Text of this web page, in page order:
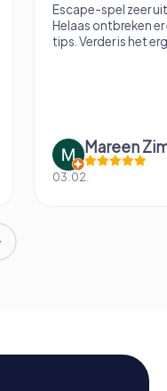
Escape-spel zeer
Helaas ontbreken er
tips. Verder is het
Mareen
03.02.